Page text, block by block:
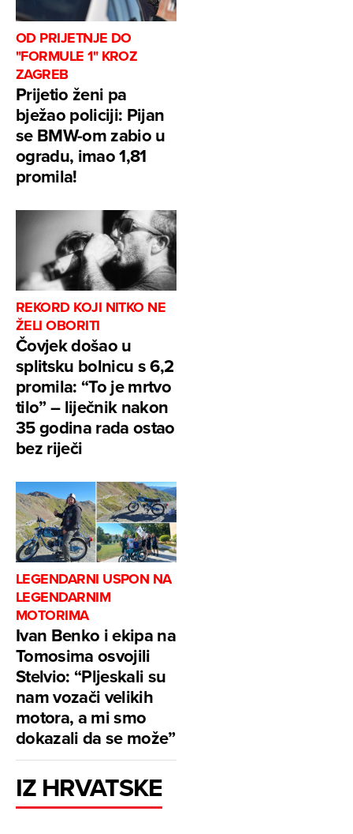
OD PRIJETNJE DO
"FORMULE 1" KROZ
ZAGREB
Prijetio ženi pa
bježao policiji: Pijan
se BMW-om zabio u
ogradu, imao 1,81
promila!
REKORD KOJI NITKO NE
ŽELI OBORITI
Čovjek došao u
splitsku bolnicu s 6,2
promila: “To je mrtvo
tilo” – liječnik nakon
35 godina rada ostao
bez riječi
LEGENDARNI USPON NA
LEGENDARNIM
MOTORIMA
Ivan Benko i ekipa na
Tomosima osvojili
Stelvio: “Pljeskali su
nam vozači velikih
motora, a mi smo
dokazali da se može”
IZ HRVATSKE